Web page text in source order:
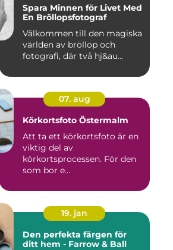
Spara Minnen för Livet Med
En Bröllopsfotograf
Välkommen till den magiska
världen av bröllop och
fotografi, där två hj&au...
07. aug
Körkortsfoto Östermalm
Att ta ett körkortsfoto är en
viktig del av
körkortsprocessen. För den
som bor e...
19. jan
Den perfekta färgen för
ditt hem - Farrow & Ball